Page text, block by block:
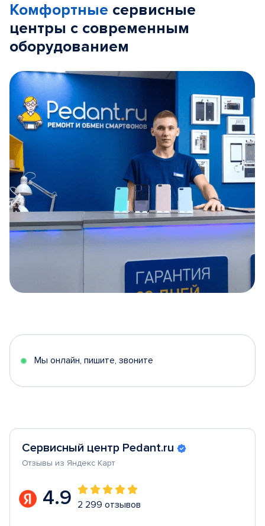
Комфортные сервисные
центры с современным
оборудованием
5
Мы онлайн, пишите, звоните
Сервисный центр Pedant.ru
Отзывы из Яндекс Карт
4.9 2 299 отзывов